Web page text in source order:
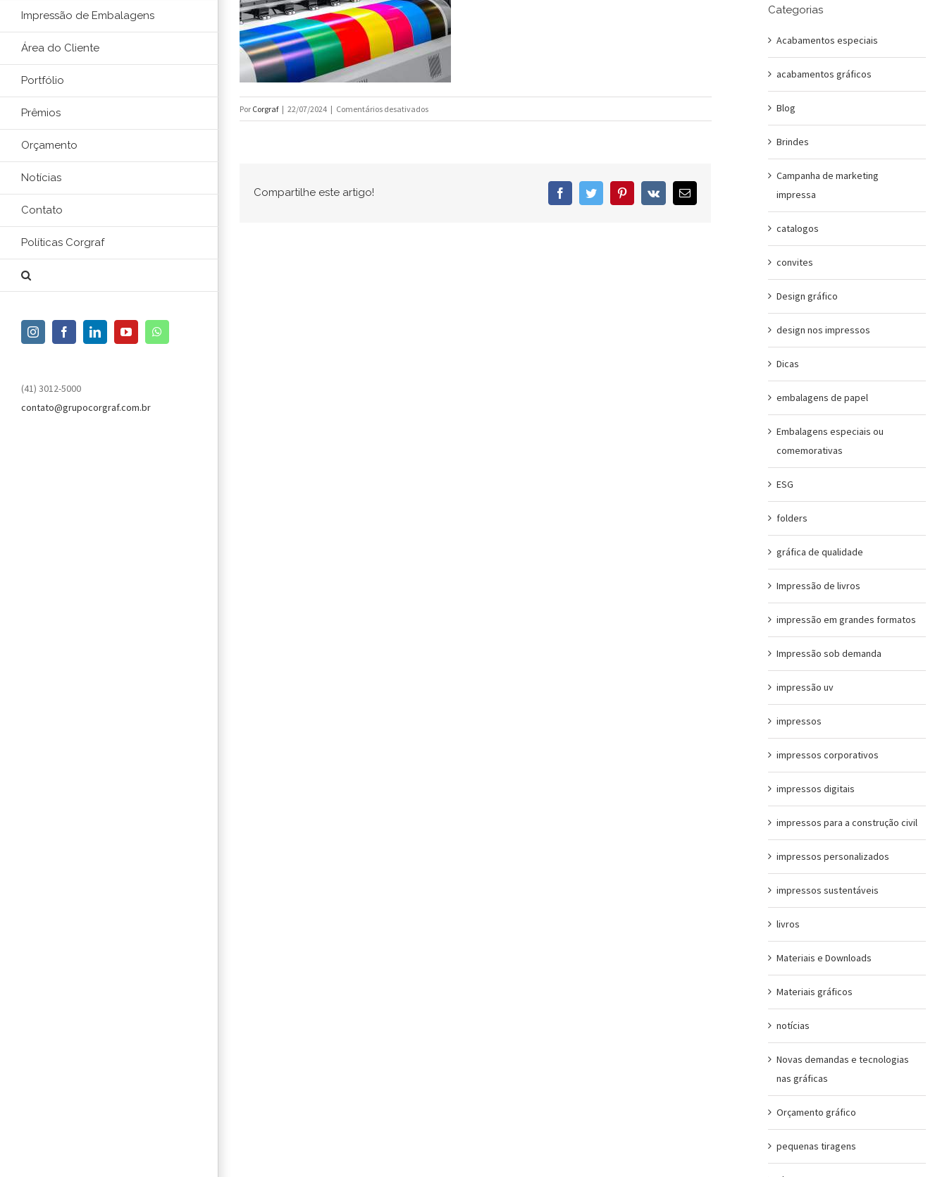
Impressão de Embalagens
Área do Cliente
Portfólio
Prêmios
Orçamento
Notícias
Contato
Políticas Corgraf
InstagramFacebookLinkedInYouTube
(41) 3012-5000
contato@grupocorgraf.com.br
Por Corgraf | 22/07/2024 | Comentários desativadosem
impressão
Compartilhe este artigo! FacebookTwitter PinterestVk
E-
mail
Categorias
Acabamentos especiais
acabamentos gráficos
Blog
Brindes
Campanha de marketing
impressa
catalogos
convites
Design gráfico
design nos impressos
Dicas
embalagens de papel
Embalagens especiais ou
comemorativas
ESG
folders
gráfica de qualidade
Impressão de livros
impressão em grandes formatos
Impressão sob demanda
impressão uv
impressos
impressos corporativos
impressos digitais
impressos para a construção civil
impressos personalizados
impressos sustentáveis
livros
Materiais e Downloads
Materiais gráficos
notícias
Novas demandas e tecnologias
nas gráficas
Orçamento gráfico
pequenas tiragens